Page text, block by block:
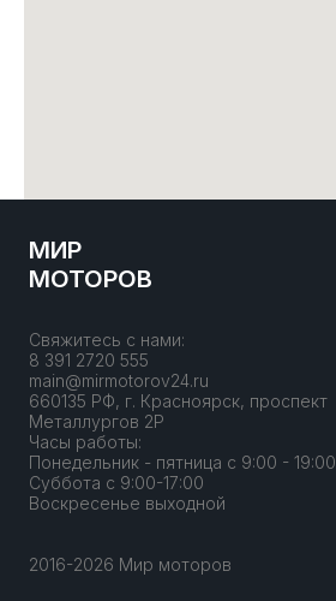
МИР
МОТОРОВ
Свяжитесь с нами:
8 391 2720 555
main@mirmotorov24.ru
660135 РФ, г. Красноярск, проспект
Металлургов 2Р
Часы работы:
Понедельник - пятница с 9:00 - 19:00
Суббота с 9:00-17:00
Воскресенье выходной
2016-2026 Мир моторов